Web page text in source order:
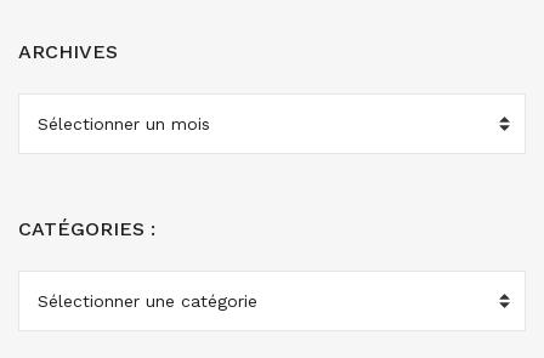
ARCHIVES
ARCHIVES
CATÉGORIES :
CATÉGORIES